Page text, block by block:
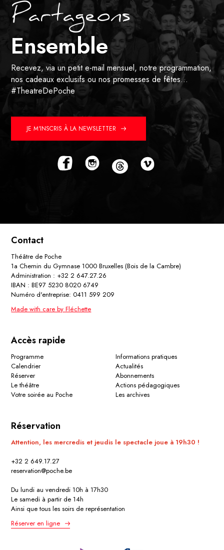
Partageons
Ensemble
Recevez, via un petit e-mail mensuel, notre programmation,
nos cadeaux exclusifs ou nos promesses de fêtes…
#TheatreDePoche
JE M'INSCRIS À LA NEWSLETTER
Contact
Théâtre de Poche
1a Chemin du Gymnase 1000 Bruxelles (Bois de la Cambre)
Administration : +32 2 647.27.26
IBAN : BE97 5230 8020 6749
Numéro d'entreprise: 0411 599 209
Made with care by Fléchette
Accès rapide
Programme
Calendrier
Réserver
Le théâtre
Votre soirée au Poche
Informations pratiques
Actualités
Abonnements
Actions pédagogiques
Les archives
Réservation
Attention, les mercredis et jeudis le spectacle joue à 19h30 !
+32 2 649.17.27
reservation@poche.be
Du lundi au vendredi 10h à 17h30
Le samedi à partir de 14h
Ainsi que tous les soirs de représentation
Réserver en ligne